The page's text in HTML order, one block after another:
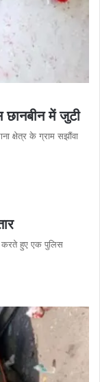
छानबीन में जुटी
क्षेत्र के ग्राम सझौंवा
करते हुए एक पुलिस